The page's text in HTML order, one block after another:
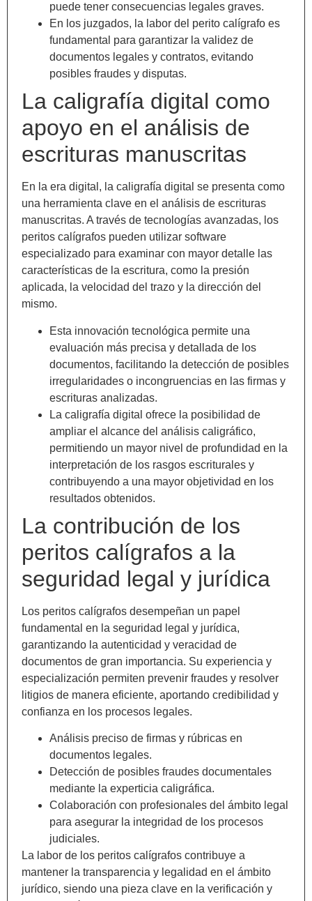
puede tener consecuencias legales graves.
En los juzgados, la labor del perito calígrafo es
fundamental para garantizar la validez de
documentos legales y contratos, evitando
posibles fraudes y disputas.
La caligrafía digital como
apoyo en el análisis de
escrituras manuscritas
En la era digital, la caligrafía digital se presenta como
una herramienta clave en el análisis de escrituras
manuscritas. A través de tecnologías avanzadas, los
peritos calígrafos pueden utilizar software
especializado para examinar con mayor detalle las
características de la escritura, como la presión
aplicada, la velocidad del trazo y la dirección del
mismo.
Esta innovación tecnológica permite una
evaluación más precisa y detallada de los
documentos, facilitando la detección de posibles
irregularidades o incongruencias en las firmas y
escrituras analizadas.
La caligrafía digital ofrece la posibilidad de
ampliar el alcance del análisis caligráfico,
permitiendo un mayor nivel de profundidad en la
interpretación de los rasgos escriturales y
contribuyendo a una mayor objetividad en los
resultados obtenidos.
La contribución de los
peritos calígrafos a la
seguridad legal y jurídica
Los peritos calígrafos desempeñan un papel
fundamental en la seguridad legal y jurídica,
garantizando la autenticidad y veracidad de
documentos de gran importancia. Su experiencia y
especialización permiten prevenir fraudes y resolver
litigios de manera eficiente, aportando credibilidad y
confianza en los procesos legales.
Análisis preciso de firmas y rúbricas en
documentos legales.
Detección de posibles fraudes documentales
mediante la experticia caligráfica.
Colaboración con profesionales del ámbito legal
para asegurar la integridad de los procesos
judiciales.
La labor de los peritos calígrafos contribuye a
mantener la transparencia y legalidad en el ámbito
jurídico, siendo una pieza clave en la verificación y